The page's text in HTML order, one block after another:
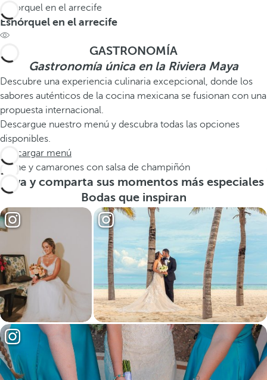
Esnórquel en el arrecife
Esnórquel en el arrecife
GASTRONOMÍA
Gastronomía única en la Riviera Maya
Descubre una experiencia culinaria excepcional, donde los
sabores auténticos de la cocina mexicana se fusionan con una
propuesta internacional.
Descargue nuestro menú y descubra todas las opciones
disponibles.
Descargar menú
Carne y camarones con salsa de champiñón
Viva y comparta sus momentos más especiales
Bodas que inspiran